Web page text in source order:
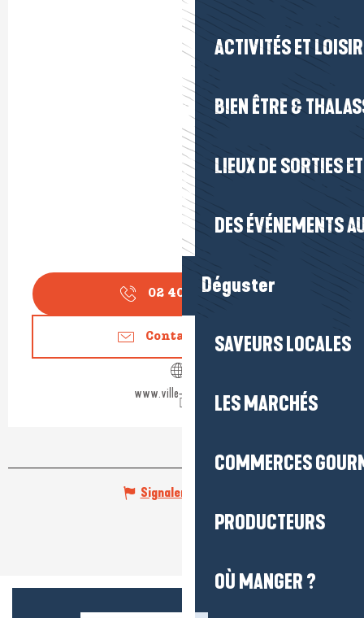
ACTIVITÉS ET
BIEN ÊTRE &
LIEUX DE SORTIES
DES ÉVÉNEMENTS
Déguster
SAVEURS LOCALES
LES MARCHÉS
COMMERCES
PRODUCTEURS
OÙ MANGER ?
02 40 15 60▒▒
Contactez-nous
www.ville-guerande.fr
Signaler une erreur